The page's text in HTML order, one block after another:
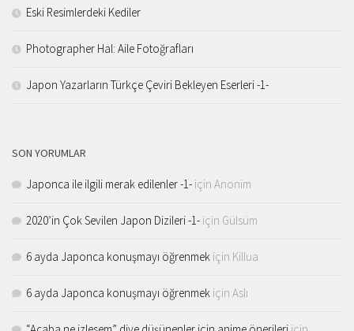
Eski Resimlerdeki Kediler
Photographer Hal: Aile Fotoğrafları
Japon Yazarların Türkçe Çeviri Bekleyen Eserleri -1-
SON YORUMLAR
Japonca ile ilgili merak edilenler -1- için Anonim
2020’in Çok Sevilen Japon Dizileri -1- için Gülsüm
6 ayda Japonca konuşmayı öğrenmek için Killua
6 ayda Japonca konuşmayı öğrenmek için Aslı